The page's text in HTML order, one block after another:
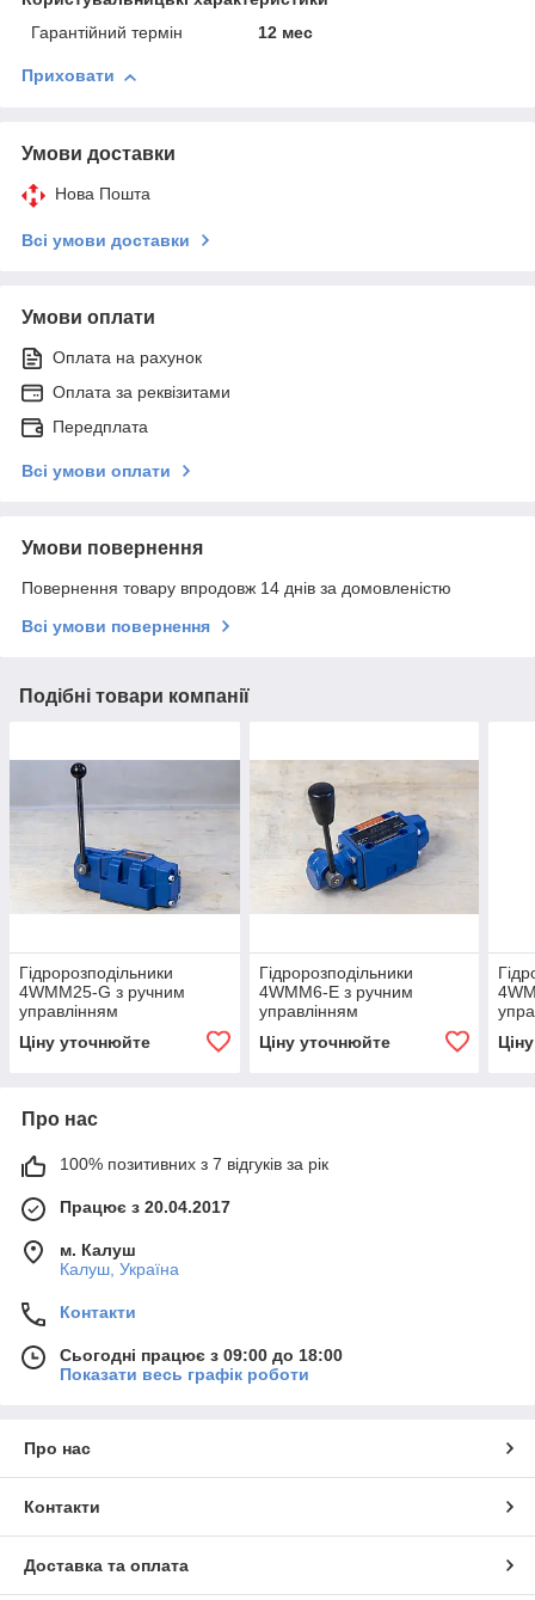
Гарантійний термін
12 мес
Приховати
Умови доставки
Нова Пошта
Всі умови доставки
Умови оплати
Оплата на рахунок
Оплата за реквізитами
Передплата
Всі умови оплати
Умови повернення
Повернення товару впродовж 14 днів за домовленістю
Всі умови повернення
Подібні товари компанії
Гідророзподільники
4WMM25-G з ручним
управлінням
Ціну уточнюйте
Гідророзподільники
4WMM6-E з ручним
управлінням
Ціну уточнюйте
Про нас
100% позитивних з 7 відгуків за рік
Працює з 20.04.2017
м. Калуш
Калуш, Україна
Контакти
Сьогодні працює з 09:00 до 18:00
Показати весь графік роботи
Про нас
Контакти
Доставка та оплата